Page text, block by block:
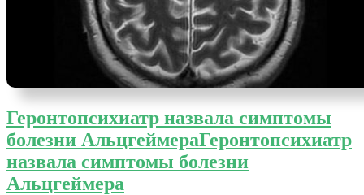
Геронтопсихиатр назвала симптомы
болезни АльцгеймераГеронтопсихиатр
назвала симптомы болезни
Альцгеймера